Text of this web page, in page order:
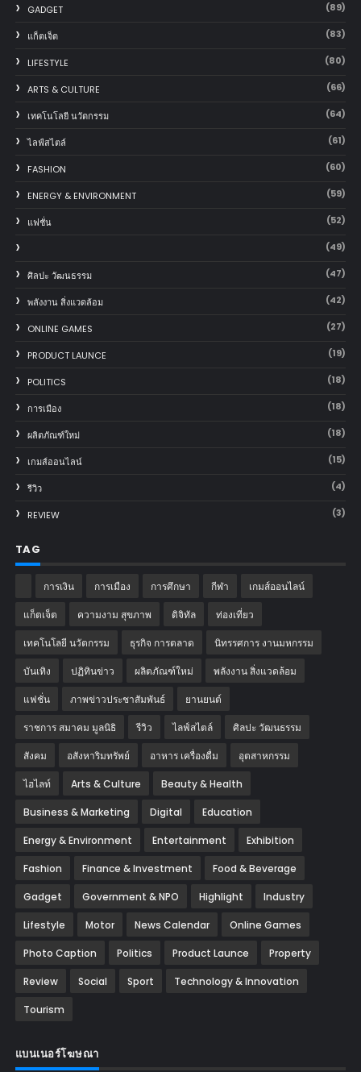
GADGET (89)
แก็ตเจ็ต (83)
LIFESTYLE (80)
ARTS & CULTURE (66)
เทคโนโลยี นวัตกรรม (64)
ไลฟ์สไตล์ (61)
FASHION (60)
ENERGY & ENVIRONMENT (59)
แฟชั่น (52)
(49)
ศิลปะ วัฒนธรรม (47)
พลังงาน สิ่งแวดล้อม (42)
ONLINE GAMES (27)
PRODUCT LAUNCE (19)
POLITICS (18)
การเมือง (18)
ผลิตภัณฑ์ใหม่ (18)
เกมส์ออนไลน์ (15)
รีวิว (4)
REVIEW (3)
TAG
การเงิน การเมือง การศึกษา กีฬา เกมส์ออนไลน์
แก็ตเจ็ต ความงาม สุขภาพ ดิจิทัล ท่องเที่ยว
เทคโนโลยี นวัตกรรม ธุรกิจ การตลาด นิทรรศการ งานมหกรรม
บันเทิง ปฏิทินข่าว ผลิตภัณฑ์ใหม่ พลังงาน สิ่งแวดล้อม
แฟชั่น ภาพข่าวประชาสัมพันธ์ ‎ยานยนต์‎
ราชการ สมาคม มูลนิธิ รีวิว ไลฟ์สไตล์ ศิลปะ วัฒนธรรม
สังคม อสังหาริมทรัพย์ อาหาร เครื่องดื่ม อุตสาหกรรม
ไฮไลท์ Arts & Culture Beauty & Health
Business & Marketing Digital Education
Energy & Environment Entertainment Exhibition
Fashion Finance & Investment Food & Beverage
Gadget Government & NPO Highlight Industry
Lifestyle Motor News Calendar Online Games
Photo Caption Politics Product Launce Property
Review Social Sport Technology & Innovation
Tourism
แบนเนอร์โฆษณา